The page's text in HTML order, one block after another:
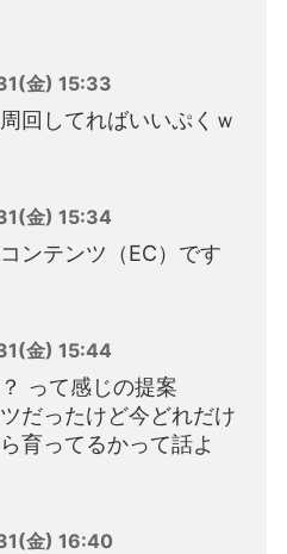
金) 15:33
回してればいいぷくｗ
金) 15:34
ンテンツ（EC）です
金) 15:44
って感じの提案
だったけど今どれだけ
育ってるかって話よ
金) 16:40